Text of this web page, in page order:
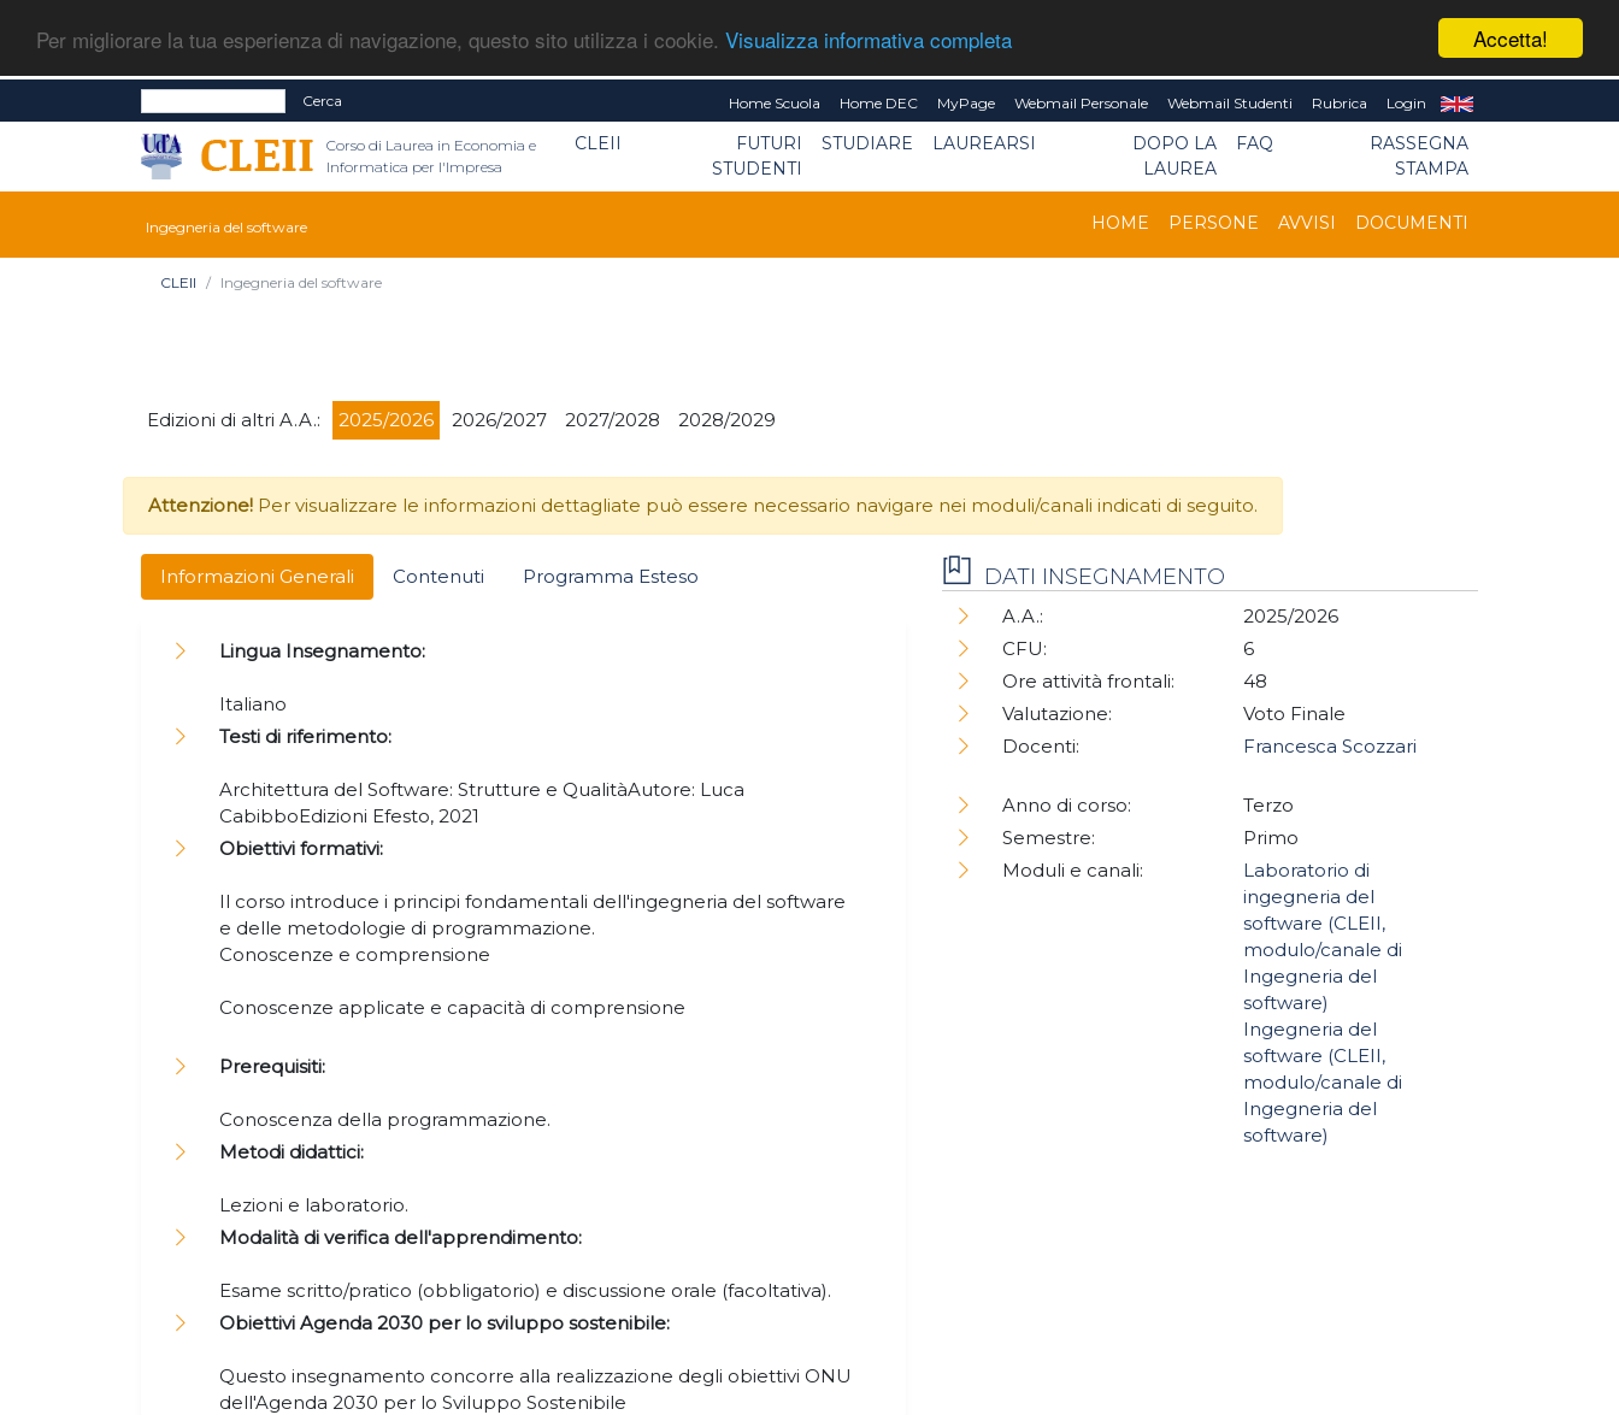
Accetta!
Per migliorare la tua esperienza di navigazione, questo sito utilizza i cookie. Visualizza informativa completa
Cerca Home Scuola Home DEC MyPage Webmail Personale Webmail Studenti Rubrica Login
Corso di Laurea in Economia e
Informatica per l'Impresa
CLEII
FUTURI
STUDENTI
STUDIARE LAUREARSI
DOPO LA
LAUREA
FAQ
RASSEGNA
STAMPA
Ingegneria del software HOME PERSONE AVVISI DOCUMENTI
CLEII Ingegneria del software
Edizioni di altri A.A.: 2025/2026 2026/2027 2027/2028 2028/2029
Attenzione! Per visualizzare le informazioni dettagliate può essere necessario navigare nei moduli/canali indicati di seguito.
Informazioni Generali Contenuti Programma Esteso
Lingua Insegnamento:
Italiano
Testi di riferimento:
Architettura del Software: Strutture e QualitàAutore: Luca
CabibboEdizioni Efesto, 2021
Obiettivi formativi:
Il corso introduce i principi fondamentali dell'ingegneria del software
e delle metodologie di programmazione.
Conoscenze e comprensione
Conoscenze applicate e capacità di comprensione
Prerequisiti:
Conoscenza della programmazione.
Metodi didattici:
Lezioni e laboratorio.
Modalità di verifica dell'apprendimento:
Esame scritto/pratico (obbligatorio) e discussione orale (facoltativa).
Obiettivi Agenda 2030 per lo sviluppo sostenibile:
Questo insegnamento concorre alla realizzazione degli obiettivi ONU
dell'Agenda 2030 per lo Sviluppo Sostenibile
DATI INSEGNAMENTO
A.A.:
2025/2026
CFU:
6
Ore attività frontali:
48
Valutazione:
Voto Finale
Docenti:
Francesca Scozzari
Anno di corso:
Terzo
Semestre:
Primo
Moduli e canali:
Laboratorio di
ingegneria del
software (CLEII,
modulo/canale di
Ingegneria del
software)
Ingegneria del
software (CLEII,
modulo/canale di
Ingegneria del
software)